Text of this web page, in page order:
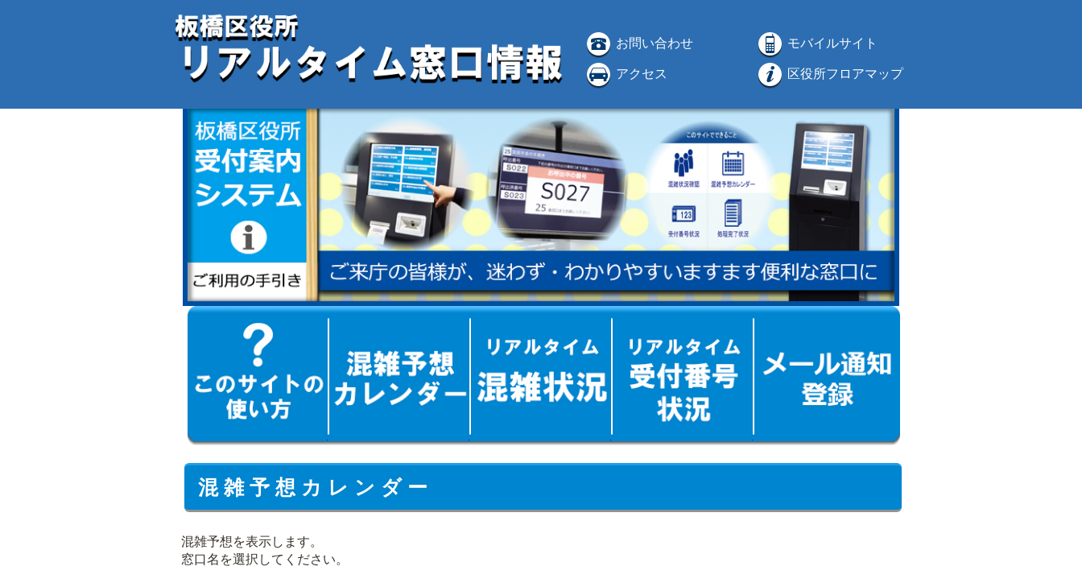
お問い合わせ モバイルサイト
アクセス 区役所フロアマップ
混 雑 予 想 カ レ ン ダ ー
混雑予想を表示します。
窓口名を選択してください。